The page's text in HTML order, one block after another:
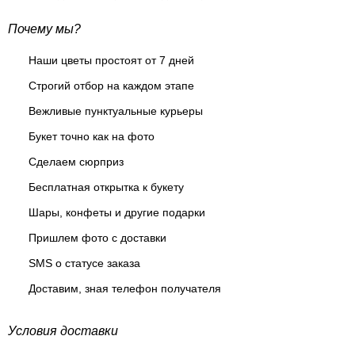
Почему мы?
Наши цветы простоят от 7 дней
Строгий отбор на каждом этапе
Вежливые пунктуальные курьеры
Букет точно как на фото
Сделаем сюрприз
Бесплатная открытка к букету
Шары, конфеты и другие подарки
Пришлем фото с доставки
SMS о статусе заказа
Доставим, зная телефон получателя
Условия доставки